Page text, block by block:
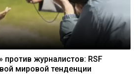
против журналистов: RSF
мировой тенденции